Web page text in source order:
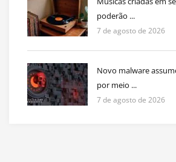
poderão ...
7 de agosto de 2026
Novo malware
por meio ...
7 de agosto de 2026